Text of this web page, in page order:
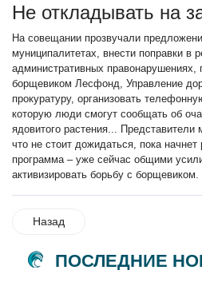
Не откладывать на
На совещании прозвучали
муниципалитетах, внести поправки в
административных правонарушениях,
борщевиком Лесфонд, Управление
прокуратуру, организовать
которую люди смогут сообщать об
ядовитого растения... Представители
что не стоит дожидаться, пока начнет
программа – уже сейчас общими
активизировать борьбу с борщевиком.
Назад
ПОСЛЕДНИЕ